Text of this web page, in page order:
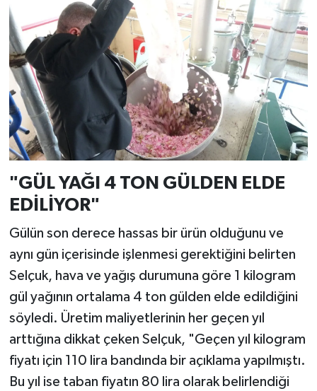
"GÜL YAĞI 4 TON GÜLDEN ELDE
EDİLİYOR"
Gülün son derece hassas bir ürün olduğunu ve
aynı gün içerisinde işlenmesi gerektiğini belirten
Selçuk, hava ve yağış durumuna göre 1 kilogram
gül yağının ortalama 4 ton gülden elde edildiğini
söyledi. Üretim maliyetlerinin her geçen yıl
arttığına dikkat çeken Selçuk, "Geçen yıl kilogram
fiyatı için 110 lira bandında bir açıklama yapılmıştı.
Bu yıl ise taban fiyatın 80 lira olarak belirlendiği